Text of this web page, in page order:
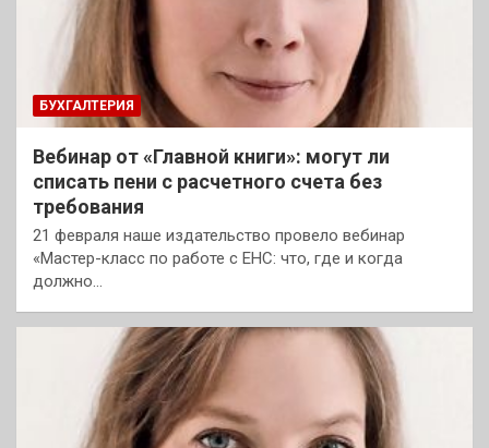
БУХГАЛТЕРИЯ
Вебинар от «Главной книги»: могут ли
списать пени с расчетного счета без
требования
21 февраля наше издательство провело вебинар
«Мастер-класс по работе с ЕНС: что, где и когда
должно…